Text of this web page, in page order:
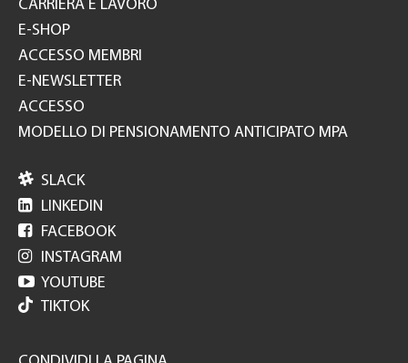
CARRIERA E LAVORO
E-SHOP
ACCESSO MEMBRI
E-NEWSLETTER
ACCESSO
MODELLO DI PENSIONAMENTO ANTICIPATO MPA
 SLACK
 LINKEDIN
 FACEBOOK
 INSTAGRAM
 YOUTUBE
TIKTOK